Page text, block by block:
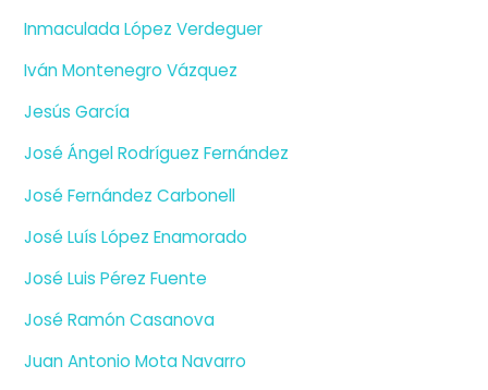
Inmaculada López Verdeguer
Iván Montenegro Vázquez
Jesús García
José Ángel Rodríguez Fernández
José Fernández Carbonell
José Luís López Enamorado
José Luis Pérez Fuente
José Ramón Casanova
Juan Antonio Mota Navarro